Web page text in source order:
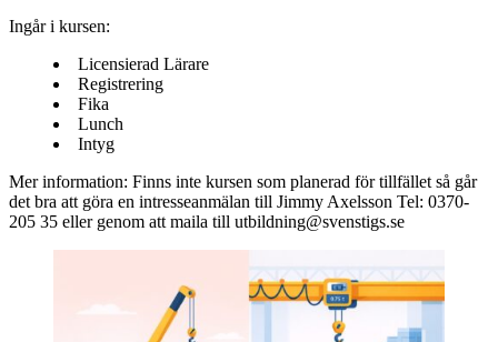
Ingår i kursen:
Licensierad Lärare
Registrering
Fika
Lunch
Intyg
Mer information: Finns inte kursen som planerad för tillfället så går
det bra att göra en intresseanmälan till Jimmy Axelsson Tel: 0370-
205 35 eller genom att maila till utbildning@svenstigs.se